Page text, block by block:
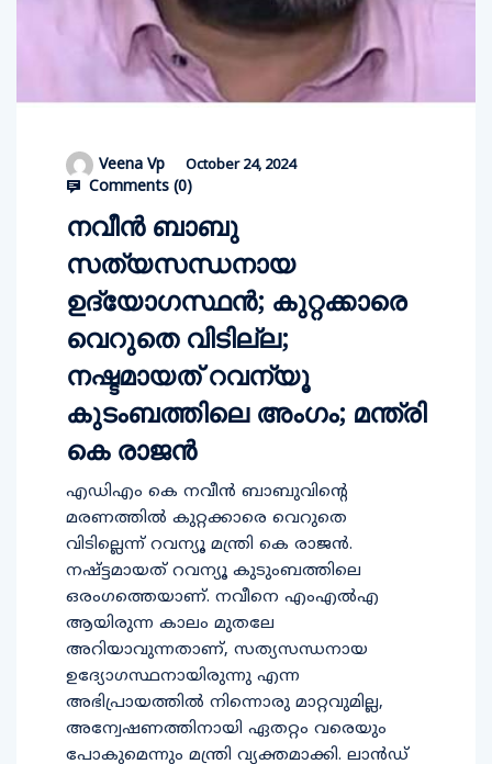
Veena Vp October 24, 2024
Comments (0)
നവീന്‍ ബാബു
സത്യസന്ധനായ
ഉദ്യോഗസ്ഥന്‍; കുറ്റക്കാരെ
വെറുതെ വിടില്ല;
നഷ്ടമായത് റവന്യൂ
കുടംബത്തിലെ അംഗം; മന്ത്രി
കെ രാജന്‍
എഡിഎം കെ നവീന്‍ ബാബുവിന്റെ
മരണത്തില്‍ കുറ്റക്കാരെ വെറുതെ
വിടില്ലെന്ന് റവന്യൂ മന്ത്രി കെ രാജന്‍.
നഷ്ട്ടമായത് റവന്യൂ കുടുംബത്തിലെ
ഒരംഗത്തെയാണ്. നവീനെ എംഎല്‍എ
ആയിരുന്ന കാലം മുതലേ
അറിയാവുന്നതാണ്, സത്യസന്ധനായ
ഉദ്യോഗസ്ഥനായിരുന്നു എന്ന
അഭിപ്രായത്തില്‍ നിന്നൊരു മാറ്റവുമില്ല,
അന്വേഷണത്തിനായി ഏതറ്റം വരെയും
പോകുമെന്നും മന്ത്രി വ്യക്തമാക്കി. ലാന്‍ഡ്